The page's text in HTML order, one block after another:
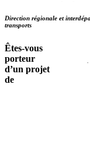
Direction régionale et
transports
Êtes-vous
porteur
d’un projet
de